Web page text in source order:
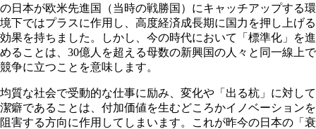
の日本が欧米先進国（当時の戦勝国）にキャッチアップする環
境下ではプラスに作用し、高度経済成長期に国力を押し上げる
効果を持ちました。しかし、今の時代において「標準化」を進
めることは、 30億人を超える母数の新興国の人々と同一線上で
競争に立つことを意味します。
均質な社会で受動的な仕事に励み、変化や「出る杭」に対して
潔癖であることは、付加価値を生むどころかイノベーションを
阻害する方向に作用してしまいます。これが昨今の日本の「衰